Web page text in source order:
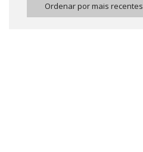
Ordenar por mais recentes